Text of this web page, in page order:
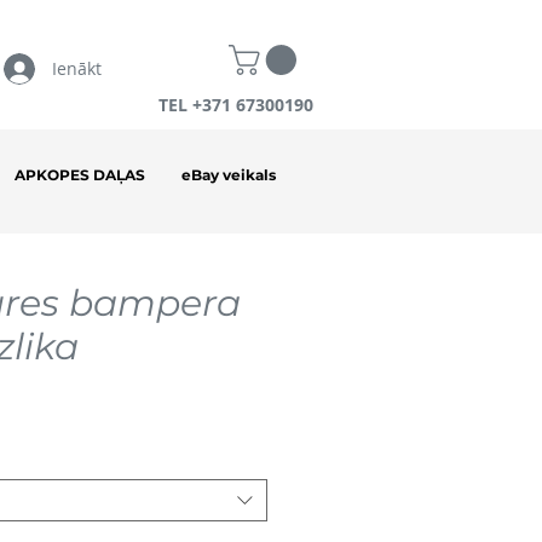
Ienākt
TEL +371 67300190
APKOPES DAĻAS eBay veikals
bampera